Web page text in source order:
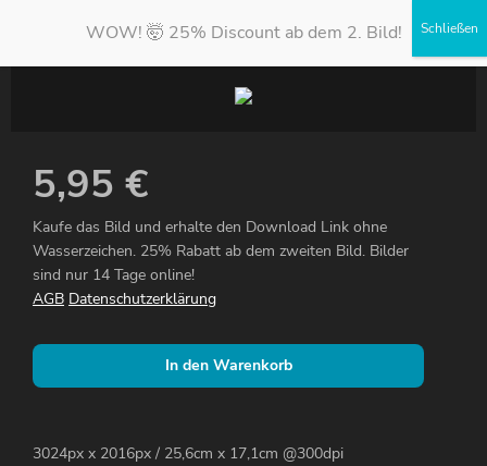
5,95 €
Kaufe das Bild und erhalte den Download Link ohne
Wasserzeichen. 25% Rabatt ab dem zweiten Bild. Bilder
sind nur 14 Tage online!
AGB Datenschutzerklärung
In den Warenkorb
3024px x 2016px / 25,6cm x 17,1cm @300dpi
WOW! 🤯 25% Discount ab dem 2. Bild!